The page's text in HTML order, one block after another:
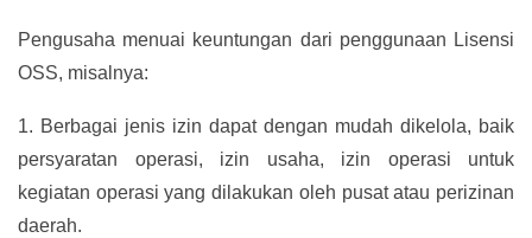
Pengusaha menuai keuntungan dari penggunaan Lisensi
OSS, misalnya:
1. Berbagai jenis izin dapat dengan mudah dikelola, baik
persyaratan operasi, izin usaha, izin operasi untuk
kegiatan operasi yang dilakukan oleh pusat atau perizinan
daerah.